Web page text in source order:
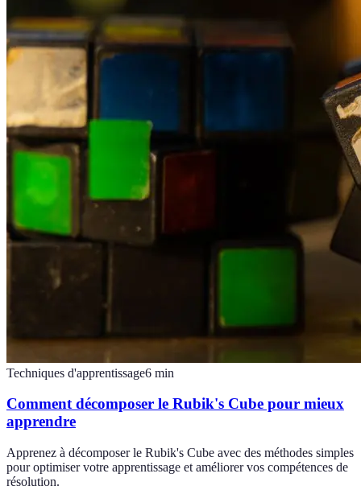
Techniques d'apprentissage6 min
Comment décomposer le Rubik's Cube pour mieux
apprendre
Apprenez à décomposer le Rubik's Cube avec des méthodes simples
pour optimiser votre apprentissage et améliorer vos compétences de
résolution.